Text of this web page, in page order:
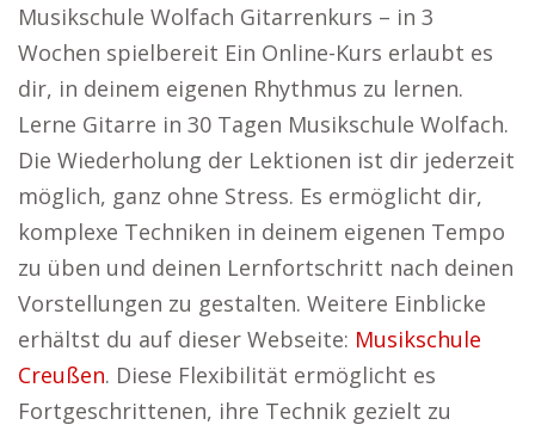
Musikschule Wolfach Gitarrenkurs – in 3
Wochen spielbereit Ein Online-Kurs erlaubt es
dir, in deinem eigenen Rhythmus zu lernen.
Lerne Gitarre in 30 Tagen Musikschule Wolfach.
Die Wiederholung der Lektionen ist dir jederzeit
möglich, ganz ohne Stress. Es ermöglicht dir,
komplexe Techniken in deinem eigenen Tempo
zu üben und deinen Lernfortschritt nach deinen
Vorstellungen zu gestalten. Weitere Einblicke
erhältst du auf dieser Webseite: Musikschule
Creußen. Diese Flexibilität ermöglicht es
Fortgeschrittenen, ihre Technik gezielt zu